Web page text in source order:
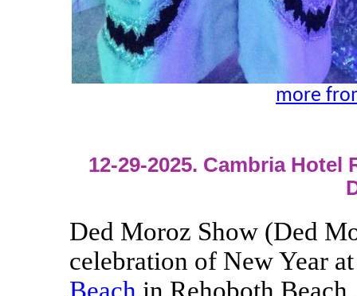
more
12-29-2025. Cambria
Ded Moroz Show (Ded
celebration of New Year